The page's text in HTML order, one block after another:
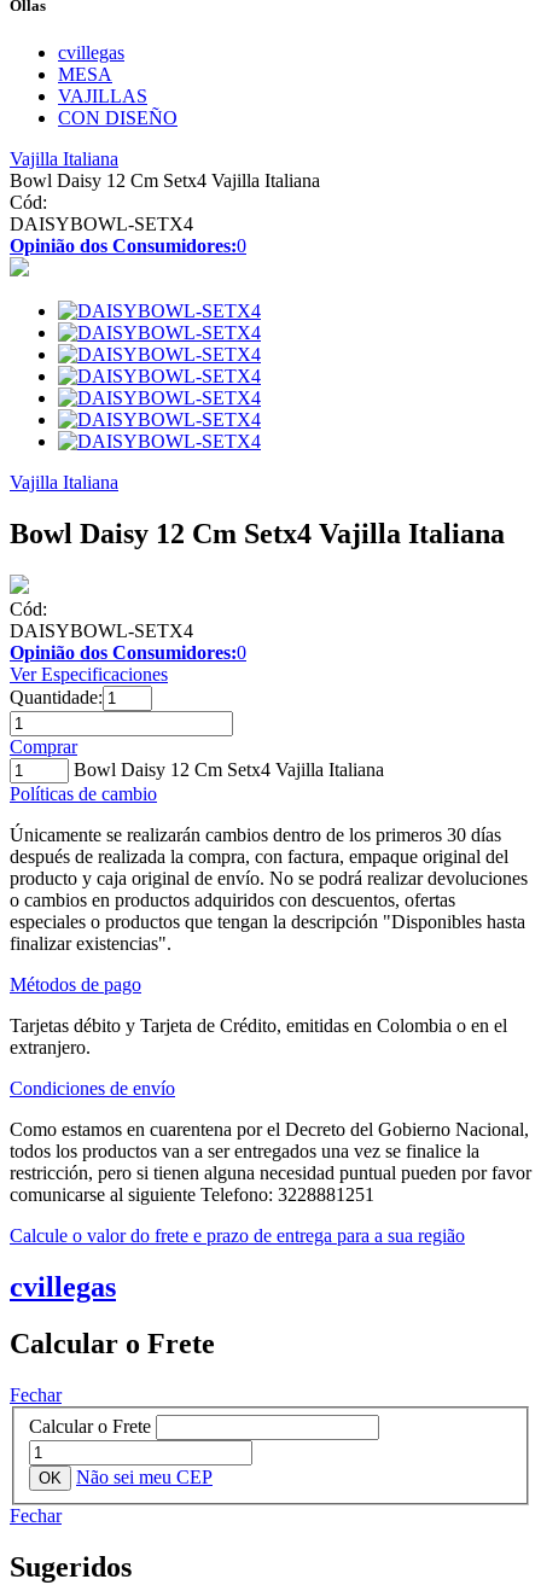
Ollas
cvillegas
MESA
VAJILLAS
CON DISEÑO
Vajilla Italiana
Bowl Daisy 12 Cm Setx4 Vajilla Italiana
Cód:
DAISYBOWL-SETX4
Opinião dos Consumidores:0
Vajilla Italiana
Bowl Daisy 12 Cm Setx4 Vajilla Italiana
Cód:
DAISYBOWL-SETX4
Opinião dos Consumidores:0
Ver Especificaciones
Quantidade:
Comprar
Bowl Daisy 12 Cm Setx4 Vajilla Italiana
Políticas de cambio
Únicamente se realizarán cambios dentro de los primeros 30 días
después de realizada la compra, con factura, empaque original del
producto y caja original de envío. No se podrá realizar devoluciones
o cambios en productos adquiridos con descuentos, ofertas
especiales o productos que tengan la descripción "Disponibles hasta
finalizar existencias".
Métodos de pago
Tarjetas débito y Tarjeta de Crédito, emitidas en Colombia o en el
extranjero.
Condiciones de envío
Como estamos en cuarentena por el Decreto del Gobierno Nacional,
todos los productos van a ser entregados una vez se finalice la
restricción, pero si tienen alguna necesidad puntual pueden por favor
comunicarse al siguiente Telefono: 3228881251
Calcule o valor do frete e prazo de entrega para a sua região
cvillegas
Calcular o Frete
Fechar
Calcular o Frete
Não sei meu CEP
Fechar
Sugeridos